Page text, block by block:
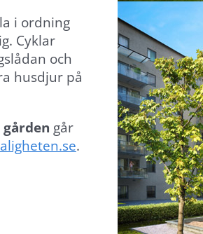
i ordning
Cyklar
och
husdjur på
går
.